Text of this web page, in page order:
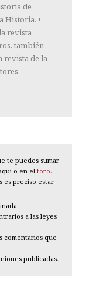
de
Historia. •
revista
también
revista de la
te puedes sumar
o en el foro.
es preciso estar
a las leyes
comentarios que
publicadas.